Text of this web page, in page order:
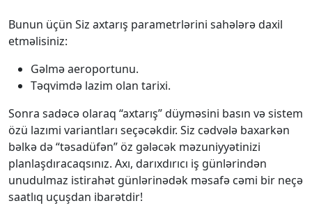
Bunun üçün Siz axtarış parametrlərini sahələrə daxil
etməlisiniz:
Gəlmə aeroportunu.
Təqvimdə lazim olan tarixi.
Sonra sadəcə olaraq “axtarış” düyməsini basın və sistem
özü lazımi variantları seçəcəkdir. Siz cədvələ baxarkən
bəlkə də “təsadüfən” öz gələcək məzuniyyətinizi
planlaşdıracaqsınız. Axı, darıxdırıcı iş günlərindən
unudulmaz istirahət günlərinədək məsafə cəmi bir neçə
saatlıq uçuşdan ibarətdir!